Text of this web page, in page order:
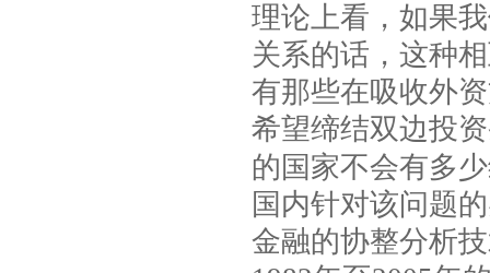
理论上看，如果
关系的话，这种
有那些在吸收外
希望缔结双边投
的国家不会有多
国内针对该问题
金融的协整分析